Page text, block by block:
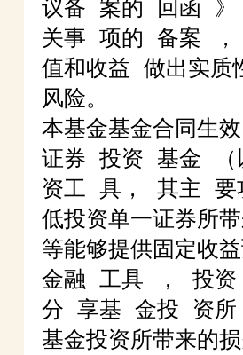
议备 案的 回函
关事 项的 备案 ，
值和收益 做出实质
风险。
本基金基金合同
证券 投资 基金
资工 具， 其主
低投资单一证券所
等能够提供固定收
金融 工具 ， 投
分 享基 金投 资
基金投资所带来的